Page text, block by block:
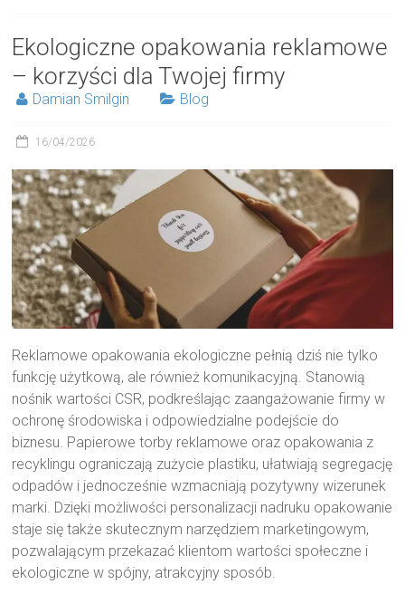
Ekologiczne opakowania reklamowe
– korzyści dla Twojej firmy
Damian Smilgin Blog
16/04/2026
Reklamowe opakowania ekologiczne pełnią dziś nie tylko
funkcję użytkową, ale również komunikacyjną. Stanowią
nośnik wartości CSR, podkreślając zaangażowanie firmy w
ochronę środowiska i odpowiedzialne podejście do
biznesu. Papierowe torby reklamowe oraz opakowania z
recyklingu ograniczają zużycie plastiku, ułatwiają segregację
odpadów i jednocześnie wzmacniają pozytywny wizerunek
marki. Dzięki możliwości personalizacji nadruku opakowanie
staje się także skutecznym narzędziem marketingowym,
pozwalającym przekazać klientom wartości społeczne i
ekologiczne w spójny, atrakcyjny sposób.